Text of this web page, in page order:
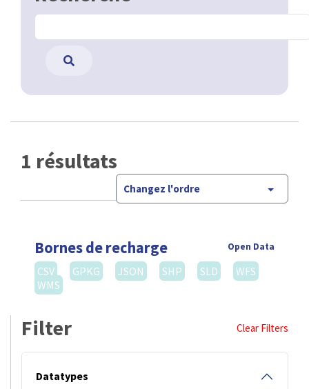
1 résultats
Changez l'ordre
Bornes de recharge Open Data
CSV GPKG JSON SHP SLD
WFS
WMS
Filter Clear Filters
Datatypes